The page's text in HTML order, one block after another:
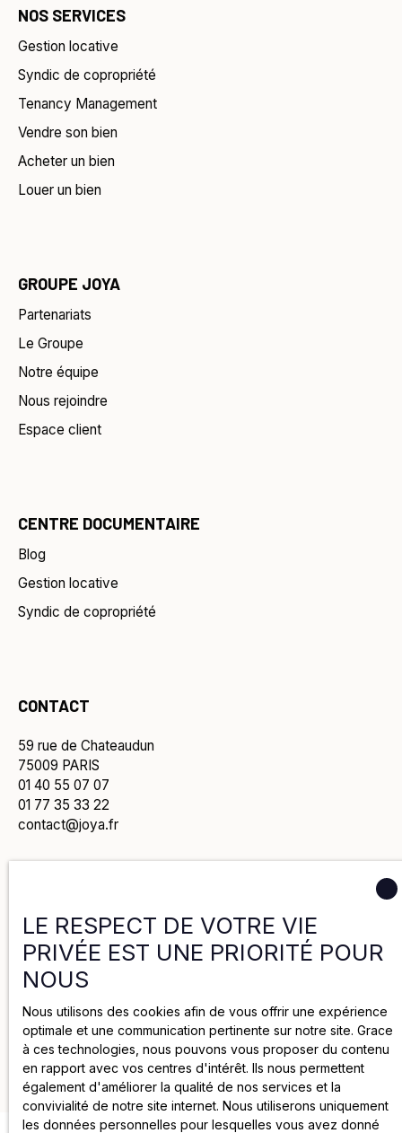
NOS SERVICES
Gestion locative
Syndic de copropriété
Tenancy Management
Vendre son bien
Acheter un bien
Louer un bien
GROUPE JOYA
Partenariats
Le Groupe
Notre équipe
Nous rejoindre
Espace client
CENTRE DOCUMENTAIRE
Blog
Gestion locative
Syndic de copropriété
CONTACT
59 rue de Chateaudun
75009 PARIS
01 40 55 07 07
01 77 35 33 22
contact@joya.fr
Politique de cookies
Mentions légales
2025 par Groupe Joya
LE RESPECT DE VOTRE VIE
PRIVÉE EST UNE PRIORITÉ POUR
NOUS
Nous utilisons des cookies afin de vous offrir une expérience
optimale et une communication pertinente sur notre site. Grace
à ces technologies, nous pouvons vous proposer du contenu
en rapport avec vos centres d'intérêt. Ils nous permettent
également d'améliorer la qualité de nos services et la
convivialité de notre site internet. Nous utiliserons uniquement
les données personnelles pour lesquelles vous avez donné